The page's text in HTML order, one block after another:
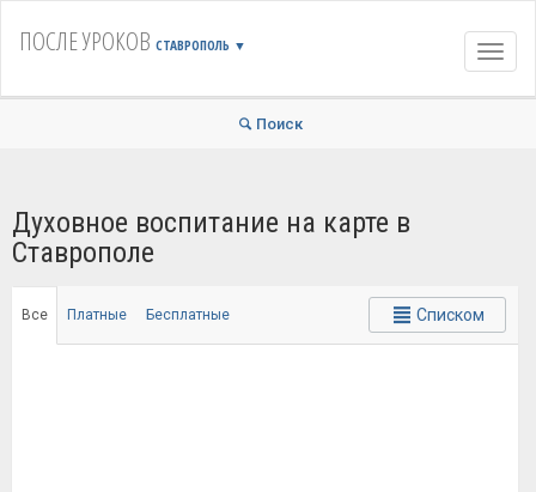
ПОСЛЕ УРОКОВ СТАВРОПОЛЬ ▼
Поиск
Духовное воспитание на карте в
Ставрополе
Все Платные Бесплатные Списком